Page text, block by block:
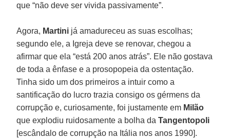
que “não deve ser vivida passivamente”.
Agora, Martini já amadureceu as suas escolhas;
segundo ele, a Igreja deve se renovar, chegou a
afirmar que ela “está 200 anos atrás”. Ele não gostava
de toda a ênfase e a prosopopeia da ostentação.
Tinha sido um dos primeiros a intuir como a
santificação do lucro trazia consigo os gérmens da
corrupção e, curiosamente, foi justamente em Milão
que explodiu ruidosamente a bolha daTangentopoli
[escândalo de corrupção na Itália nos anos 1990].